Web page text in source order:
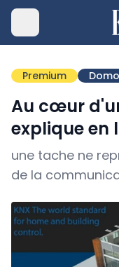
Premium
Au cœur
explique en
une tache ne
de la